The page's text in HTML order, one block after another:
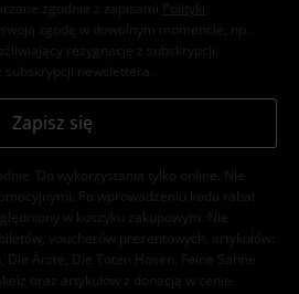
zgodnie z zapisami
Polityki
swoją zgodę w dowolnym momencie, np.
rezygnację z subskrypcji.
newslettera.
Zapisz się
Do wykorzystania tylko online. NIe
Po wprowadzeniu kodu rabat
w koszyku zakupowym. Nie
voucherów prezentowych, artykułów:
Die Ärzte, Die Toten Hosen, Feine Sahne
oraz artykułów z donacją w cenie.